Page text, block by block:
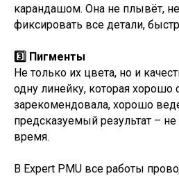
карандашом. Она не плывёт,
фиксировать все детали,
3️⃣ Пигменты
Не только их цвета, но и
одну линейку, которая хорошо
зарекомендовала, хорошо
предсказуемый результат –
время.
В Expert PMU все работы